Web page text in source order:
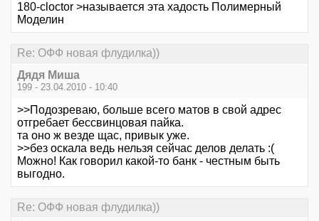
180-cloctor >называется эта хадость Полимерный
Моделин
Re: ОФФ новая флудилка))
Дядя Миша
199 - 23.04.2010 - 10:40
>>Подозреваю, больше всего матов в свой адрес
отгребает бессвинцовая пайка.
та оно ж везде щас, привык уже.
>>без оскала ведь нельзя сейчас делов делать :(
Можно! Как говорил какой-то банк - честным быть
выгодно.
Re: ОФФ новая флудилка))